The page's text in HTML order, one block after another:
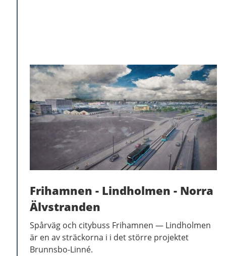
Frihamnen - Lindholmen - Norra
Älvstranden
Spårväg och citybuss Frihamnen — Lindholmen
är en av sträckorna i i det större projektet
Brunnsbo-Linné.